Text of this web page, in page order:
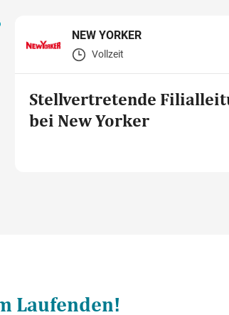
NEW YORKER
Vollzeit
Stellvertretende
bei New Yorker